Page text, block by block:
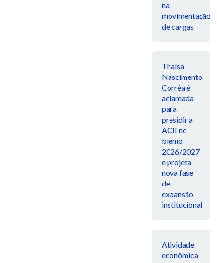
na
movimentação
de cargas
Thaísa
Nascimento
Corrêa é
aclamada
para
presidir a
ACII no
biênio
2026/2027
e projeta
nova fase
de
expansão
institucional
Atividade
econômica